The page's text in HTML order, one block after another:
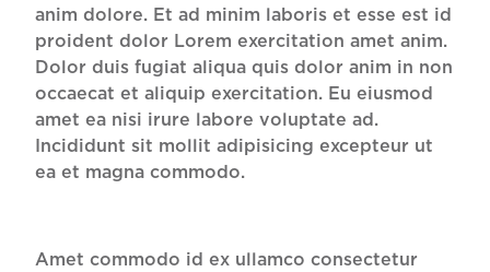
anim dolore. Et ad minim laboris et esse est id
proident dolor Lorem exercitation amet anim.
Dolor duis fugiat aliqua quis dolor anim in non
occaecat et aliquip exercitation. Eu eiusmod
amet ea nisi irure labore voluptate ad.
Incididunt sit mollit adipisicing excepteur ut
ea et magna commodo.
Amet commodo id ex ullamco consectetur